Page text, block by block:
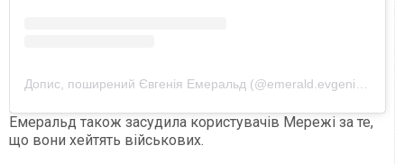
Емеральд також засудила користувачів Мережі за те,
що вони хейтять військових.